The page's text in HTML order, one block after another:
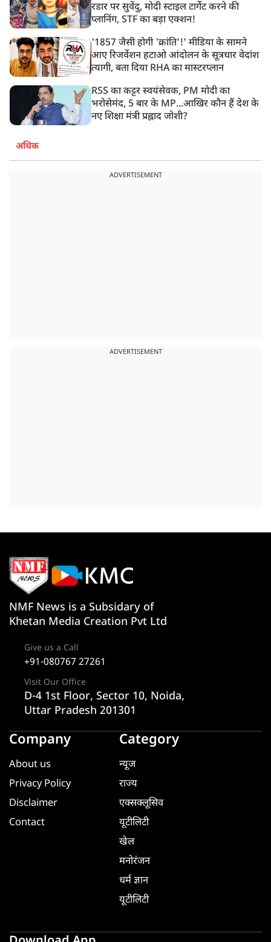
रडार पर सुवेंदु, मोदी स्टाइल टार्गेट करने की
प्लानिंग, STF का बड़ा एक्शन!
'1857 जैसी होगी 'क्रांति'!' मीडिया के सामने
आए रिजर्वेशन हटाओ आंदोलन के सूत्रधार वेदांश
त्यागी, बता दिया RHA का मास्टरप्लान
RSS का कट्टर स्वयंसेवक, PM मोदी का
भरोसेमंद, 5 बार के MP...आखिर कौन हैं देश के
नए शिक्षा मंत्री प्रह्लाद जोशी?
अधिक
ADVERTISEMENT
ADVERTISEMENT
NMF News is a Subsidary of
Khetan Media Creation Pvt Ltd
Give us a Call
+91-080767 27261
Visit Our Office
D-4 1st Floor, Sector 10, Noida,
Uttar Pradesh 201301
Company
About us
Privacy Policy
Disclaimer
Contact
Category
न्यूज
राज्य
एक्सक्लूसिव
यूटीलिटी
खेल
मनोरंजन
धर्म ज्ञान
यूटीलिटी